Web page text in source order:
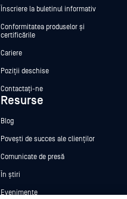
Înscriere la buletinul informativ
Conformitatea produselor și
certificările
Cariere
Poziții deschise
Contactați-ne
Resurse
Blog
Povești de succes ale clienților
Comunicate de presă
În știri
Evenimente